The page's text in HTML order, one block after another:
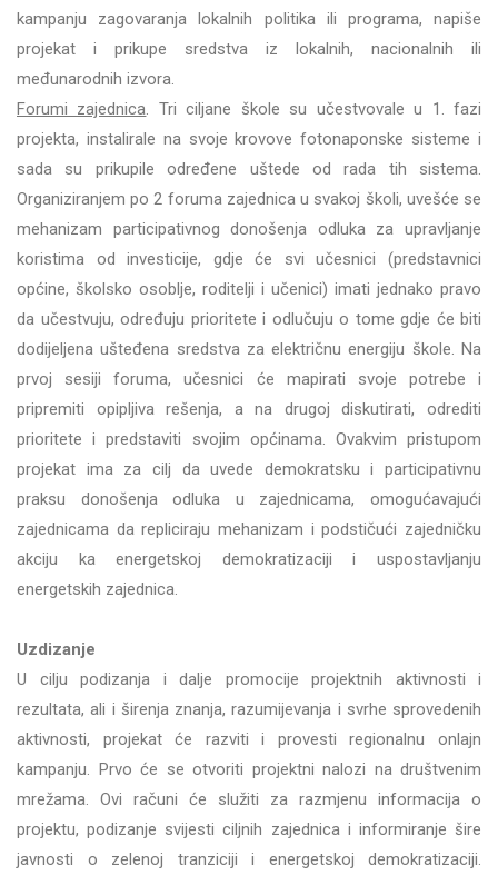
kampanju zagovaranja lokalnih politika ili programa, napiše
projekat i prikupe sredstva iz lokalnih, nacionalnih ili
međunarodnih izvora.
Forumi zajednica. Tri ciljane škole su učestvovale u 1. fazi
projekta, instalirale na svoje krovove fotonaponske sisteme i
sada su prikupile određene uštede od rada tih sistema.
Organiziranjem po 2 foruma zajednica u svakoj školi, uvešće se
mehanizam participativnog donošenja odluka za upravljanje
koristima od investicije, gdje će svi učesnici (predstavnici
općine, školsko osoblje, roditelji i učenici) imati jednako pravo
da učestvuju, određuju prioritete i odlučuju o tome gdje će biti
dodijeljena ušteđena sredstva za električnu energiju škole. Na
prvoj sesiji foruma, učesnici će mapirati svoje potrebe i
pripremiti opipljiva rešenja, a na drugoj diskutirati, odrediti
prioritete i predstaviti svojim općinama. Ovakvim pristupom
projekat ima za cilj da uvede demokratsku i participativnu
praksu donošenja odluka u zajednicama, omogućavajući
zajednicama da repliciraju mehanizam i podstičući zajedničku
akciju ka energetskoj demokratizaciji i uspostavljanju
energetskih zajednica.
Uzdizanje
U cilju podizanja i dalje promocije projektnih aktivnosti i
rezultata, ali i širenja znanja, razumijevanja i svrhe sprovedenih
aktivnosti, projekat će razviti i provesti regionalnu onlajn
kampanju. Prvo će se otvoriti projektni nalozi na društvenim
mrežama. Ovi računi će služiti za razmjenu informacija o
projektu, podizanje svijesti ciljnih zajednica i informiranje šire
javnosti o zelenoj tranziciji i energetskoj demokratizaciji.